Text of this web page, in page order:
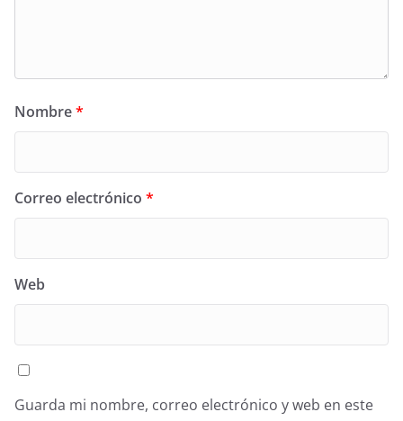
Nombre*
Correo electrónico *
Web
Guarda mi nombre, correo electrónico y web en este